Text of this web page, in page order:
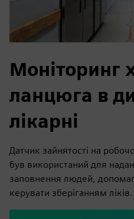
Моніторинг
ланцюга в
лікарні
Датчик зайнятості на
був використаний для
заповнення людей,
керувати зберіганням ліків.